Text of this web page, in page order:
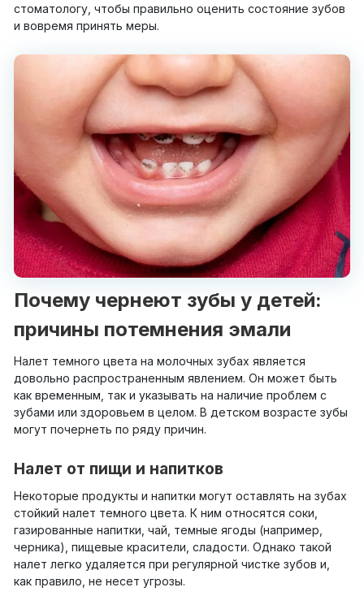
стоматологу, чтобы правильно оценить состояние зубов
и вовремя принять меры.
Почему чернеют зубы у детей:
причины потемнения эмали
Налет темного цвета на молочных зубах является
довольно распространенным явлением. Он может быть
как временным, так и указывать на наличие проблем с
зубами или здоровьем в целом. В детском возрасте зубы
могут почернеть по ряду причин.
Налет от пищи и напитков
Некоторые продукты и напитки могут оставлять на зубах
стойкий налет темного цвета. К ним относятся соки,
газированные напитки, чай, темные ягоды (например,
черника), пищевые красители, сладости. Однако такой
налет легко удаляется при регулярной чистке зубов и,
как правило, не несет угрозы.